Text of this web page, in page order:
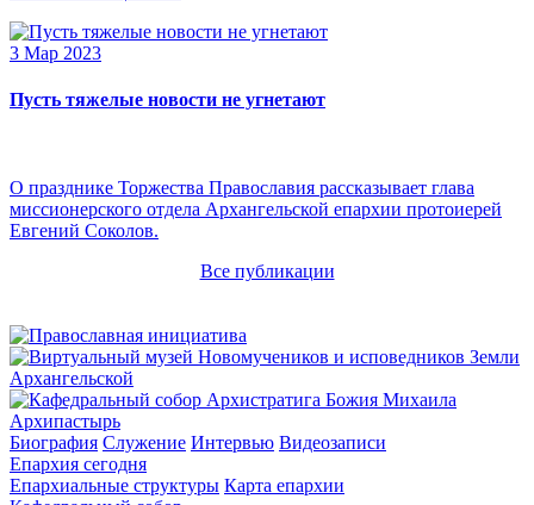
3 Мар 2023
Пусть тяжелые новости не угнетают
О празднике Торжества Православия рассказывает глава
миссионерского отдела Архангельской епархии протоиерей
Евгений Соколов.
Все публикации
Архипастырь
Биография Служение Интервью Видеозаписи
Епархия сегодня
Епархиальные структуры Карта епархии